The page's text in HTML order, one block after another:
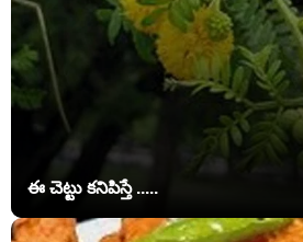
ఈ చెట్టు కనిపిస్తే .....